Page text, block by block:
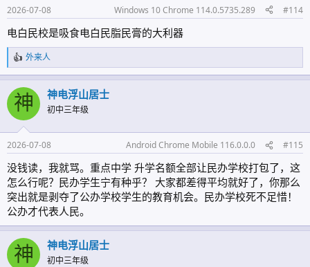
2026-07-08 Windows 10 Chrome 114.0.5735.289 #114
电白民校是吸食电白民脂民膏的大利器
反
馈
:
外来人
神 神电浮山居士
初中三年级
2026-07-08 Android Chrome Mobile 116.0.0.0 #115
没钱读，我就骂。重点中学 升学名额全部让民办学校打包了，这
怎么行呢？民办学生宁有种乎？ 大家都差得平均就好了，你那么
突出就是剥夺了公办学校学生的教育机会。民办学校死不足惜！
公办才代表人民。
神 神电浮山居士
初中三年级